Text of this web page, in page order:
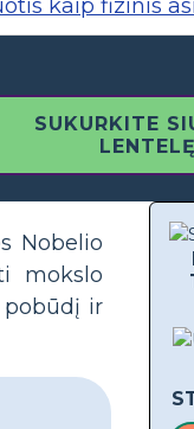
kaip fizinis
SUKURKITE
Nobelio
mokslo
ir